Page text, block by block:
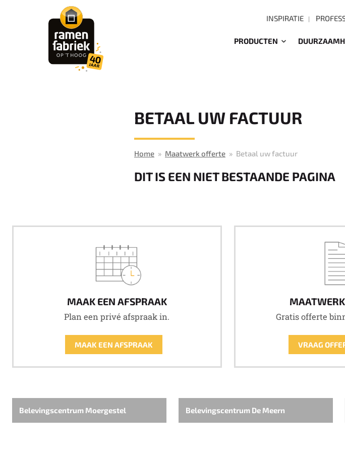
INSPIRATIE
PRODUCTEN
BETAAL UW FACTUUR
Home Maatwerk offerte Betaal uw factuur
DIT IS EEN NIET BESTAANDE PAGINA
MAAK EEN AFSPRAAK
Plan een privé afspraak in.
MAAK EEN AFSPRAAK
Gratis offerte
VRAAG
Belevingscentrum Moergestel Belevingscentrum De Meern